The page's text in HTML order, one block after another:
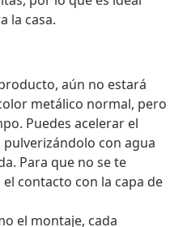
la casa.
aún no estará
metálico normal, pero
Puedes acelerar el
con agua
Para que no se te
contacto con la capa de
el montaje, cada